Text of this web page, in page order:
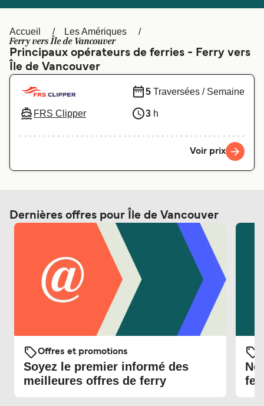
Deutschland Schweiz (DE)
Norge Україна
Indonesia المغرب
Accueil Les Amériques
Ferry vers Île de Vancouver
Principaux opérateurs de ferries - Ferry vers
Île de Vancouver
FRS Clipper
5 Traversées / Semaine
3 h
Voir prix
Dernières offres pour Île de Vancouver
Offres et promotions
Soyez le premier informé des
meilleures offres de ferry